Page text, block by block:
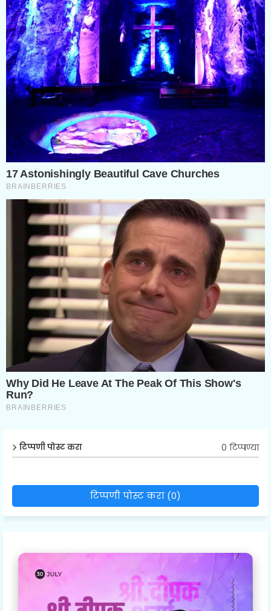
टिप्पणी पोस्ट करा 0 टिप्पण्या
टिप्पणी पोस्ट करा (0)